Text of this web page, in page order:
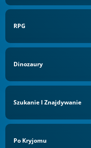
RPG
Dinozaury
Szukanie I Znajdywanie
Po Kryjomu